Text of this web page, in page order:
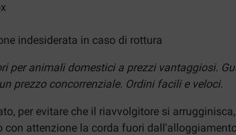
indesiderata in caso di rottura
per animali domestici a prezzi vantaggiosi.
prezzo concorrenziale. Ordini facili e veloci.
per evitare che il riavvolgitore si
attenzione la corda fuori